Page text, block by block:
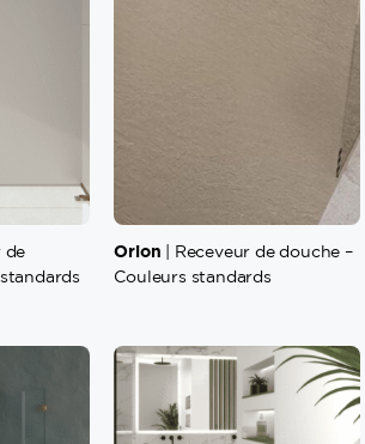
de
Orion | Receveur de douche –
Couleurs standards